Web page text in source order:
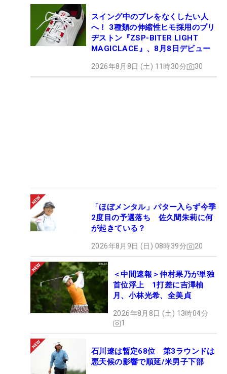
スイング中のブレをなくしたい人
へ！ 3種類の伸縮性ヒモ採用のブリ
ヂストン『ZSP-BITER LIGHT
MAGICLACE』、8月8日デビュー
2026年8月8日 (土) 11時30分 30
「ほぼメンタル」パター入らず今季
2度目の予選落ち 佐久間朱莉に何
が起きている？
2026年8月9日 (日) 08時39分 20
＜中間速報＞仲村果乃が単独
首位浮上 1打差に吉澤柚
月、小林光希、全美貞
2026年8月8日 (土) 13時04分
1
石川遼は暫定68位 第3ラウンドは
悪天候の影響で順延/米男子下部